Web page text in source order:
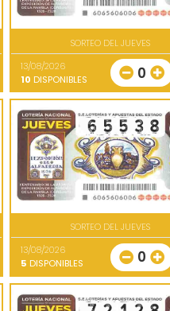
SORTEO DEL JUEVES
13/08/2026
10 DISPONIBLES 0
SORTEO DEL JUEVES
13/08/2026
5 DISPONIBLES 0